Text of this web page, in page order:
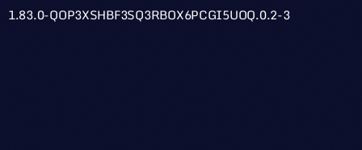
1.83.0-QOP3XSHBF3SQ3RBOX6PCGI5UOQ.0.2-3